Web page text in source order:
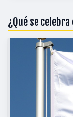
¿Qué se